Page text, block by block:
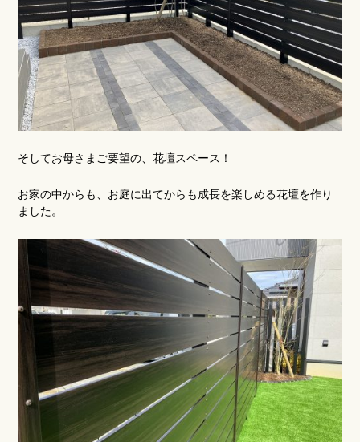
そしてお母さまご要望の、花壇スペース！
お家の中からも、お庭に出てからも成長を楽しめる花壇を作り
ました。